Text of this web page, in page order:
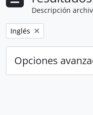
Descripción
Remove filter:
Inglés
Opciones